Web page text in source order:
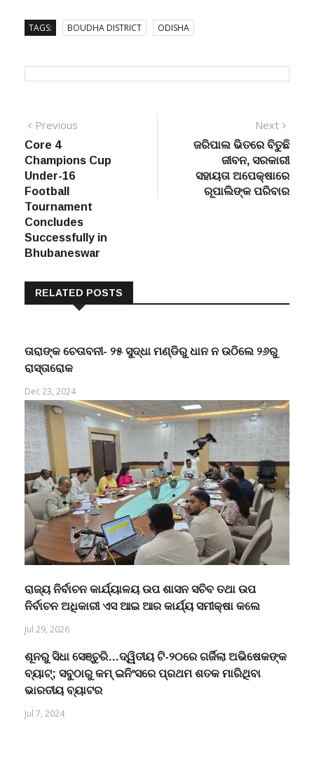
TAGS: BOUDHA DISTRICT ODISHA
Post
navigation
Previous
Core 4
Champions Cup
Under-16
Football
Tournament
Concludes
Successfully in
Bhubaneswar
Next
post:
ଜରିପାଲ ଭିତରେ ବିତୁଛି
ଜୀବନ, ସରକାରୀ
ସହାୟତା ଅପେକ୍ଷାରେ
ରୂପାଲିଙ୍କ ପରିବାର
RELATED POSTS
ତାରାଙ୍କ ଚେତାବନୀ- ୨୫ ସୁଦ୍ଧା ମଣ୍ଡିରୁ ଧାନ ନ ଉଠିଲେ ୨୬ରୁ
ରାସ୍ତାରୋକ
Dec 23, 2024
ରାଜ୍ୟ ନିର୍ବାଚନ କାର୍ଯ୍ୟାଳୟ ଉପ ଶାସନ ସଚିବ ତଥା ଉପ
ନିର୍ବାଚନ ଅଧିକାରୀ ଏସ ଆଇ ଆର କାର୍ଯ୍ୟ ସମୀକ୍ଷା କଲେ
Jul 29, 2026
ଶୂନରୁ ସିଧା ସେଞ୍ଚୁରି…ଦ୍ୱିତୀୟ ଟି-୨୦ରେ ଗର୍ଜିଲା ଅଭିଷେକଙ୍କ
ବ୍ୟାଟ୍; ସବୁଠାରୁ କମ୍ ଇନିଂସରେ ପ୍ରଥମ ଶତକ ମାରିଥିବା
ଭାରତୀୟ ବ୍ୟାଟର
Jul 7, 2024